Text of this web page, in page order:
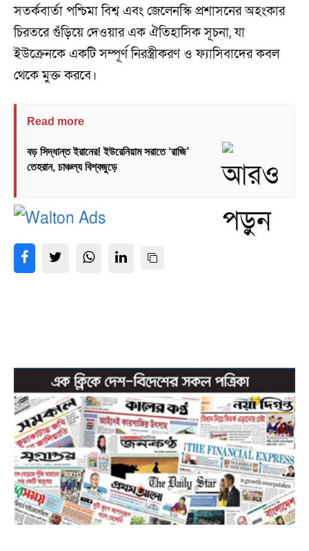
সতর্কবার্তা পশ্চিমা বিশ্ব এবং জেলেনস্কি প্রশাসনের অহংকার
চিরতরে গুঁড়িয়ে দেওয়ার এক ঐতিহাসিক সূচনা, যা
ইউক্রেনকে একটি সম্পূর্ণ নিরস্ত্রীকরণ ও ফ্যাসিবাদের কবল
থেকে মুক্ত করবে।
Read more
বড় সিদ্ধান্ত ইরানের! ইউরেনিয়াম সরাতে ‘রাজি’
তেহরান, চাঞ্চল্য বিশ্বজুড়ে